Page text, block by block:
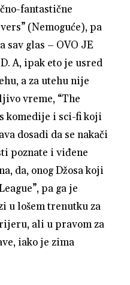
fantastične
(Nemoguće), pa
sav glas – OVO JE
A, ipak eto je usred
a za utehu nije
vreme, “The
komedije i sci-fi koji
dosadi da se nakači
poznate i viđene
da, onog Džosa koji
pa ga je
u lošem trenutku za
ali u pravom za
iako je zima